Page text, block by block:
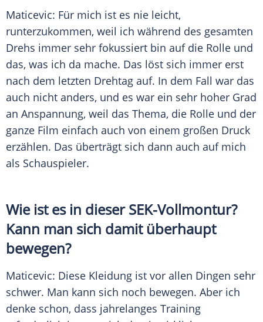
Maticevic: Für mich ist es nie leicht,
runterzukommen, weil ich während des gesamten
Drehs immer sehr fokussiert bin auf die Rolle und
das, was ich da mache. Das löst sich immer erst
nach dem letzten Drehtag auf. In dem Fall war das
auch nicht anders, und es war ein sehr hoher Grad
an Anspannung, weil das Thema, die Rolle und der
ganze Film einfach auch von einem großen Druck
erzählen. Das überträgt sich dann auch auf mich
als Schauspieler.
Wie ist es in dieser SEK-Vollmontur?
Kann man sich damit überhaupt
bewegen?
Maticevic: Diese Kleidung ist vor allen Dingen sehr
schwer. Man kann sich noch bewegen. Aber ich
denke schon, dass jahrelanges Training